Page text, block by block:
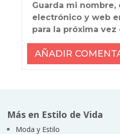
Guarda mi nombre,
electrónico y web
para la próxima
Más en Estilo de Vida
Moda y Estilo